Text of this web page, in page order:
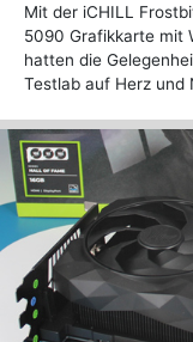
Mit der iCHILL
5090 Grafikkarte mit
hatten die
Testlab auf Herz und